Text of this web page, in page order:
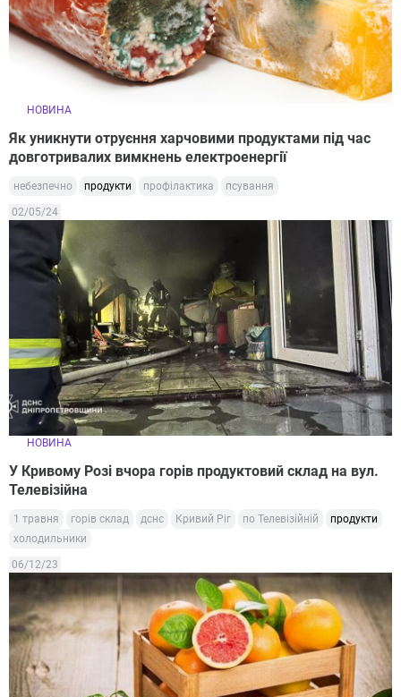
НОВИНА
Як уникнути отруєння харчовими продуктами під час
довготривалих вимкнень електроенергії
небезпечно продукти профілактика псування
02/05/24
НОВИНА
У Кривому Розі вчора горів продуктовий склад на вул.
Телевізійна
1 травня горів склад дснс Кривий Ріг по Телевізійній
продукти
холодильники
06/12/23